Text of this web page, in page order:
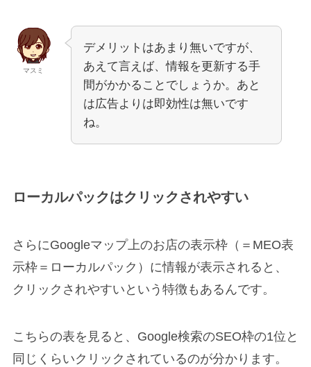
マスミ
デメリットはあまり無いですが、
あえて言えば、情報を更新する手
間がかかることでしょうか。あと
は広告よりは即効性は無いです
ね。
ローカルパックはクリックされやすい
さらにGoogleマップ上のお店の表示枠（＝MEO表
示枠＝ローカルパック）に情報が表示されると、
クリックされやすいという特徴もあるんです。
こちらの表を見ると、Google検索のSEO枠の1位と
同じくらいクリックされているのが分かります。